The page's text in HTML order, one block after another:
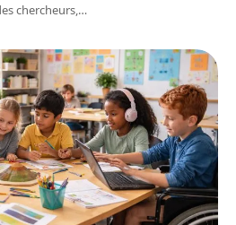
chercheurs,…